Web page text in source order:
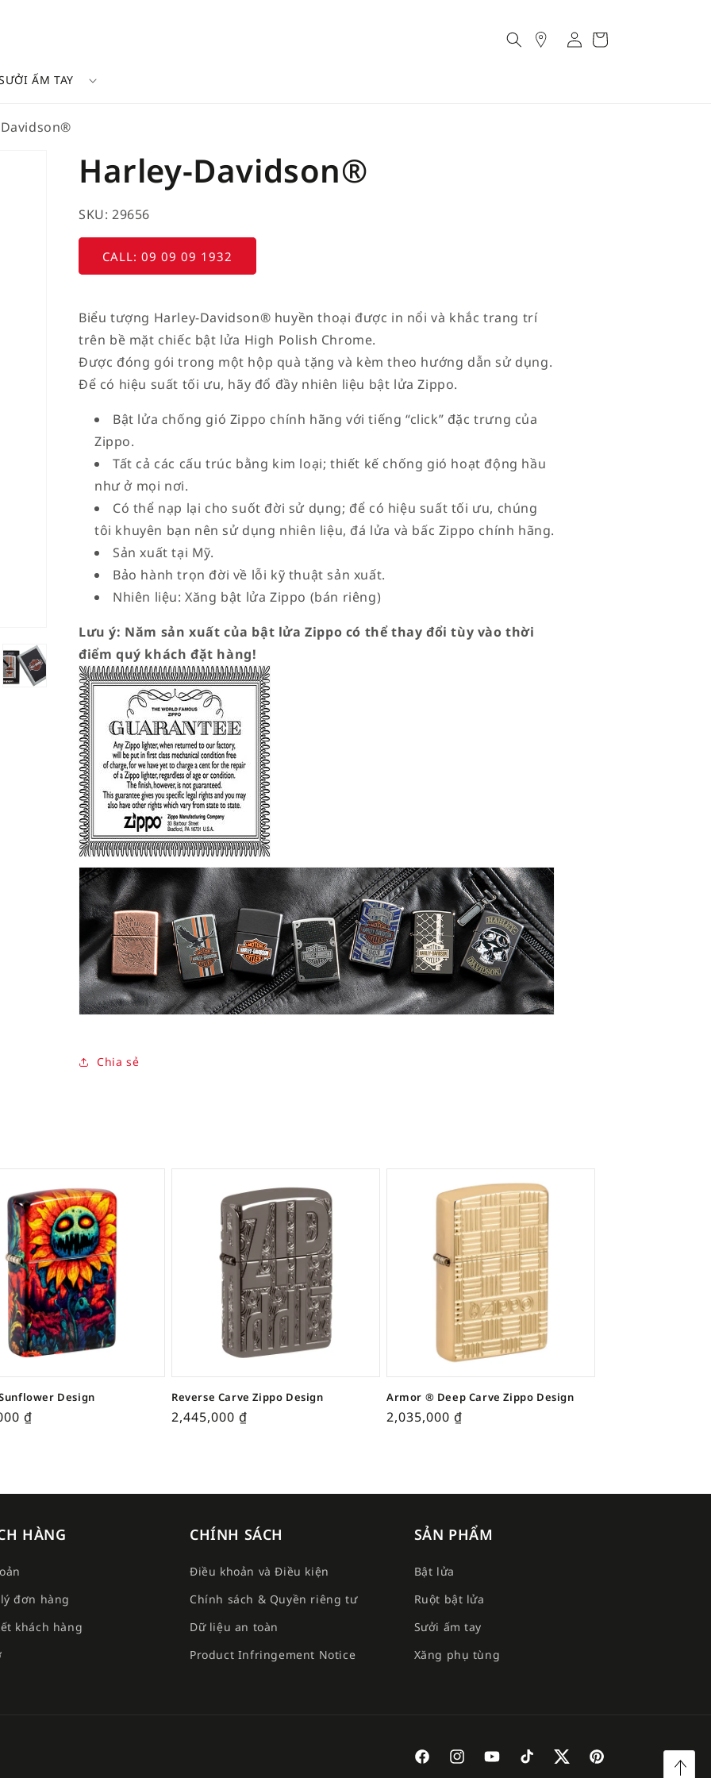
ẤM TAY
AccountCart
Harley-Davidson®
SKU: 29656
CALL: 09 09 09 1932
Biểu tượng Harley-Davidson® huyền thoại được in nổi và khắc trang trí
trên bề mặt chiếc bật lửa High Polish Chrome.
Được đóng gói trong một hộp quà tặng và kèm theo hướng dẫn sử dụng.
Để có hiệu suất tối ưu, hãy đổ đầy nhiên liệu bật lửa Zippo.
Bật lửa chống gió Zippo chính hãng với tiếng “click” đặc trưng của
Zippo.
Tất cả các cấu trúc bằng kim loại; thiết kế chống gió hoạt động hầu
như ở mọi nơi.
Có thể nạp lại cho suốt đời sử dụng; để có hiệu suất tối ưu, chúng
tôi khuyên bạn nên sử dụng nhiên liệu, đá lửa và bấc Zippo chính hãng.
Sản xuất tại Mỹ.
Bảo hành trọn đời về lỗi kỹ thuật sản xuất.
Nhiên liệu: Xăng bật lửa Zippo (bán riêng)
Lưu ý: Năm sản xuất của bật lửa Zippo có thể thay đổi tùy vào thời
điểm quý khách đặt hàng!
Chia sẻ
Design
₫
Reverse Carve Zippo Design
2,445,000 ₫
Armor ® Deep Carve Zippo Design
2,035,000 ₫
HÀNG
đơn hàng
khách hàng
CHÍNH SÁCH
Điều khoản và Điều kiện
Chính sách & Quyền riêng tư
Dữ liệu an toàn
Product Infringement Notice
SẢN PHẨM
Bật lửa
Ruột bật lửa
Sưởi ấm tay
Xăng phụ tùng
FacebookInstagramYouTubeTikTok TwitterPinterest